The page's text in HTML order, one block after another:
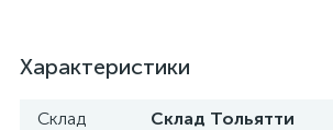
Характеристики
Склад
Склад Тольятти